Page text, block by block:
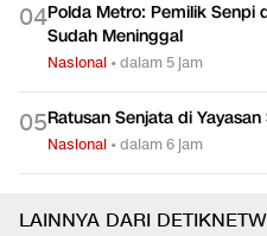
04Polda Metro: Pemilik Senpi
Sudah Meninggal
Nasional •dalam 5 jam
05Ratusan Senjata di
Nasional •dalam 6 jam
LAINNYA DARI